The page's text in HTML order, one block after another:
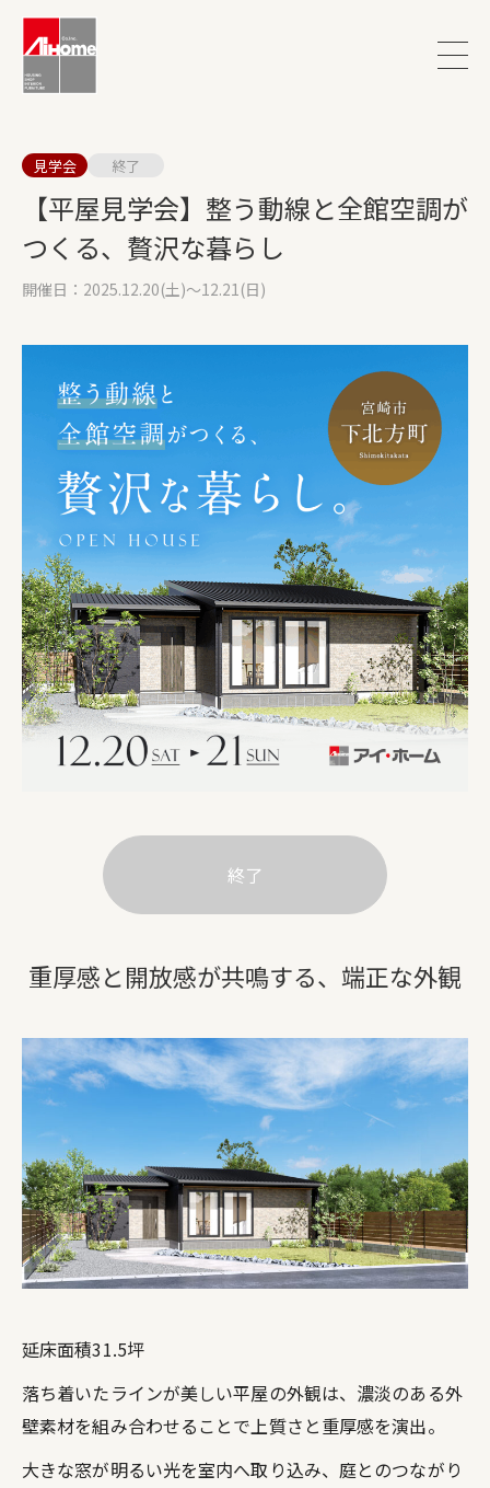
見学会 終了
【平屋見学会】整う動線と全館空調が
つくる、贅沢な暮らし
開催日：2025.12.20(土)～12.21(日)
終了
重厚感と開放感が共鳴する、端正な外観
延床面積31.5坪
落ち着いたラインが美しい平屋の外観は、濃淡のある外
壁素材を組み合わせることで上質さと重厚感を演出。
大きな窓が明るい光を室内へ取り込み、庭とのつながり